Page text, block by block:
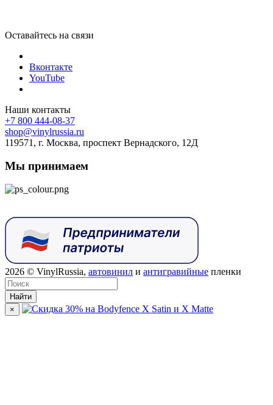
Оставайтесь на связи
Вконтакте
YouTube
Наши контакты
+7 800 444-08-37
shop@vinylrussia.ru
119571, г. Москва, проспект Вернадского, 12Д
Мы принимаем
2026 © VinylRussia, автовинил и антигравийные пленки
Найти
×